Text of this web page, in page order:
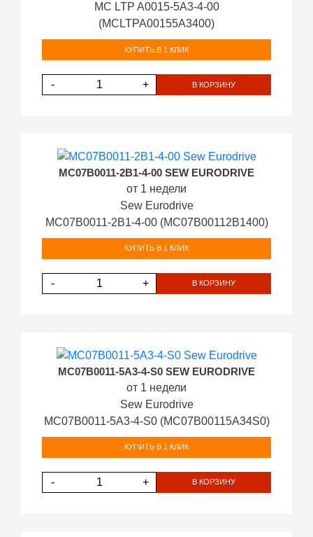
MC LTP A0015-5A3-4-00
(MCLTPA00155A3400)
КУПИТЬ В 1 КЛИК
- + В КОРЗИНУ
MC07B0011-2B1-4-00 SEW EURODRIVE
от 1 недели
Sew Eurodrive
MC07B0011-2B1-4-00 (MC07B00112B1400)
КУПИТЬ В 1 КЛИК
- + В КОРЗИНУ
MC07B0011-5A3-4-S0 SEW EURODRIVE
от 1 недели
Sew Eurodrive
MC07B0011-5A3-4-S0 (MC07B00115A34S0)
КУПИТЬ В 1 КЛИК
- + В КОРЗИНУ